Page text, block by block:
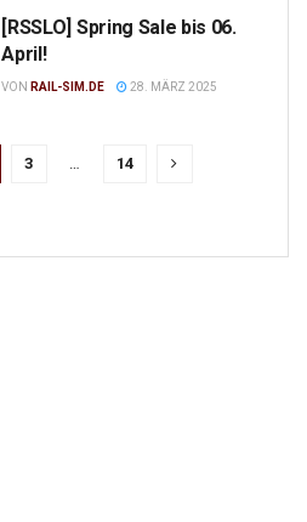
[RSSLO] Spring Sale bis 06.
April!
VON RAIL-SIM.DE 28. MÄRZ 2025
3 … 14